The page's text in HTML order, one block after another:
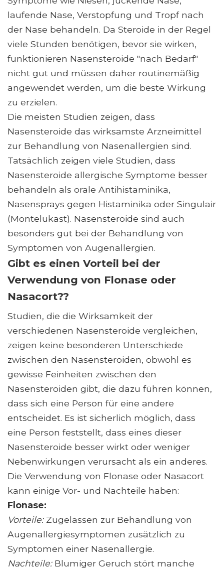
laufende Nase, Verstopfung und Tropf nach
der Nase behandeln. Da Steroide in der Regel
viele Stunden benötigen, bevor sie wirken,
funktionieren Nasensteroide "nach Bedarf"
nicht gut und müssen daher routinemäßig
angewendet werden, um die beste Wirkung
zu erzielen.
Die meisten Studien zeigen, dass
Nasensteroide das wirksamste Arzneimittel
zur Behandlung von Nasenallergien sind.
Tatsächlich zeigen viele Studien, dass
Nasensteroide allergische Symptome besser
behandeln als orale Antihistaminika,
Nasensprays gegen Histaminika oder Singulair
(Montelukast). Nasensteroide sind auch
besonders gut bei der Behandlung von
Symptomen von Augenallergien.
Gibt es einen Vorteil bei der
Verwendung von Flonase oder
Nasacort??
Studien, die die Wirksamkeit der
verschiedenen Nasensteroide vergleichen,
zeigen keine besonderen Unterschiede
zwischen den Nasensteroiden, obwohl es
gewisse Feinheiten zwischen den
Nasensteroiden gibt, die dazu führen können,
dass sich eine Person für eine andere
entscheidet. Es ist sicherlich möglich, dass
eine Person feststellt, dass eines dieser
Nasensteroide besser wirkt oder weniger
Nebenwirkungen verursacht als ein anderes.
Die Verwendung von Flonase oder Nasacort
kann einige Vor- und Nachteile haben:
Flonase:
Vorteile:Zugelassen zur Behandlung von
Augenallergiesymptomen zusätzlich zu
Symptomen einer Nasenallergie.
Nachteile:Blumiger Geruch stört manche